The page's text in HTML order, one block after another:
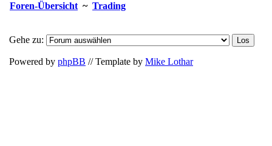
Foren-Übersicht ~ Trading
Gehe zu:
Powered by phpBB // Template by Mike Lothar